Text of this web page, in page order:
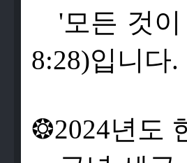
'모든 것 이
8:28)입 니 다.
❂2024년 도